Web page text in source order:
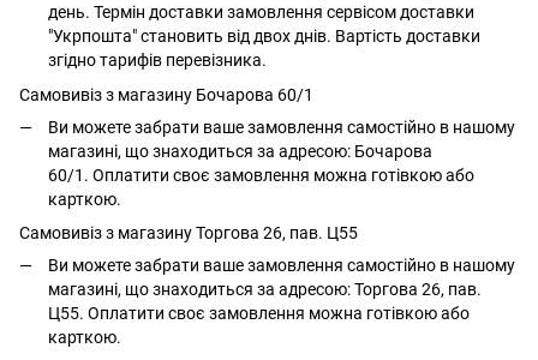
день. Термін доставки замовлення сервісом доставки
"Укрпошта" становить від двох днів. Вартість доставки
згідно тарифів перевізника.
Самовивіз з магазину Бочарова 60/1
Ви можете забрати ваше замовлення самостійно в нашому
магазині, що знаходиться за адресою: Бочарова
60/1. Оплатити своє замовлення можна готівкою або
карткою.
Самовивіз з магазину Торгова 26, пав. Ц55
Ви можете забрати ваше замовлення самостійно в нашому
магазині, що знаходиться за адресою: Торгова 26, пав.
Ц55. Оплатити своє замовлення можна готівкою або
карткою.